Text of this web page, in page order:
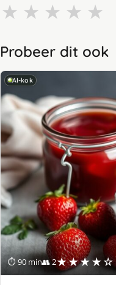
★ ★ ★ ★ ★
Probeer dit ook
AI-kok
⏱ 90 min👥 2★★★★☆